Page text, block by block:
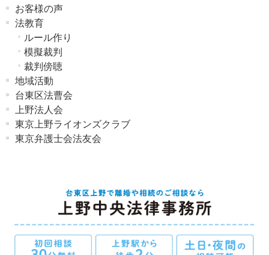
お客様の声
法教育
ルール作り
模擬裁判
裁判傍聴
地域活動
台東区法曹会
上野法人会
東京上野ライオンズクラブ
東京弁護士会法友会